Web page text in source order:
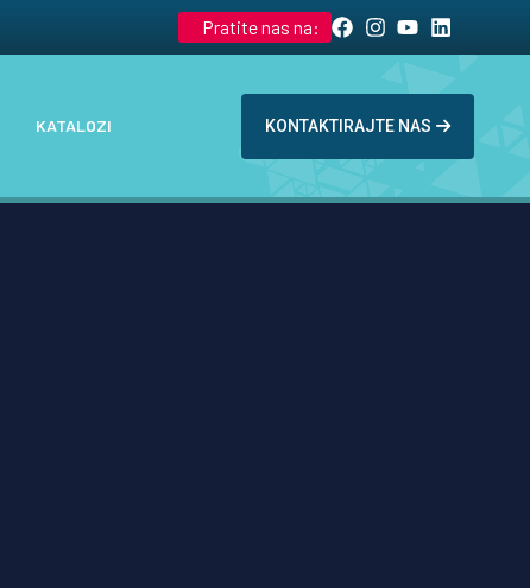
Pratite nas na:
KATALOZI KONTAKTIRAJTE NAS